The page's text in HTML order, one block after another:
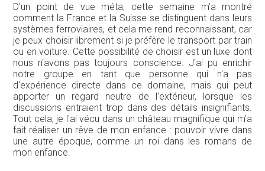
D'un point de vue méta, cette semaine m'a montré
comment la France et la Suisse se distinguent dans leurs
systèmes ferroviaires, et cela me rend reconnaissant, car
je peux choisir librement si je préfère le transport par train
ou en voiture. Cette possibilité de choisir est un luxe dont
nous n'avons pas toujours conscience. J'ai pu enrichir
notre groupe en tant que personne qui n'a pas
d'expérience directe dans ce domaine, mais qui peut
apporter un regard neutre de l'extérieur, lorsque les
discussions entraient trop dans des détails insignifiants.
Tout cela, je l'ai vécu dans un château magnifique qui m'a
fait réaliser un rêve de mon enfance : pouvoir vivre dans
une autre époque, comme un roi dans les romans de
mon enfance.